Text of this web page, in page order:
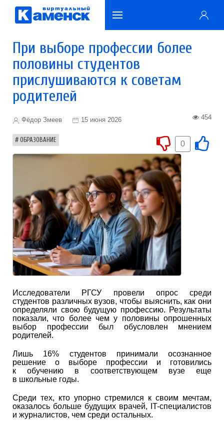
При выборе профессии более
половины студентов
прислушиваются к советам
родителей
Фёдор Змеев 15 июня 2026 454
ОБРАЗОВАНИЕ 0
Исследователи РГСУ провели опрос среди
студентов различных вузов, чтобы выяснить, как они
определяли свою будущую профессию. Результаты
показали, что более чем у половины опрошенных
выбор профессии был обусловлен мнением
родителей.
Лишь 16% студентов принимали осознанное
решение о выборе профессии и готовились
к обучению в соответствующем вузе еще
в школьные годы.
Среди тех, кто упорно стремился к своим мечтам,
оказалось больше будущих врачей, IT-специалистов
и журналистов, чем среди остальных.